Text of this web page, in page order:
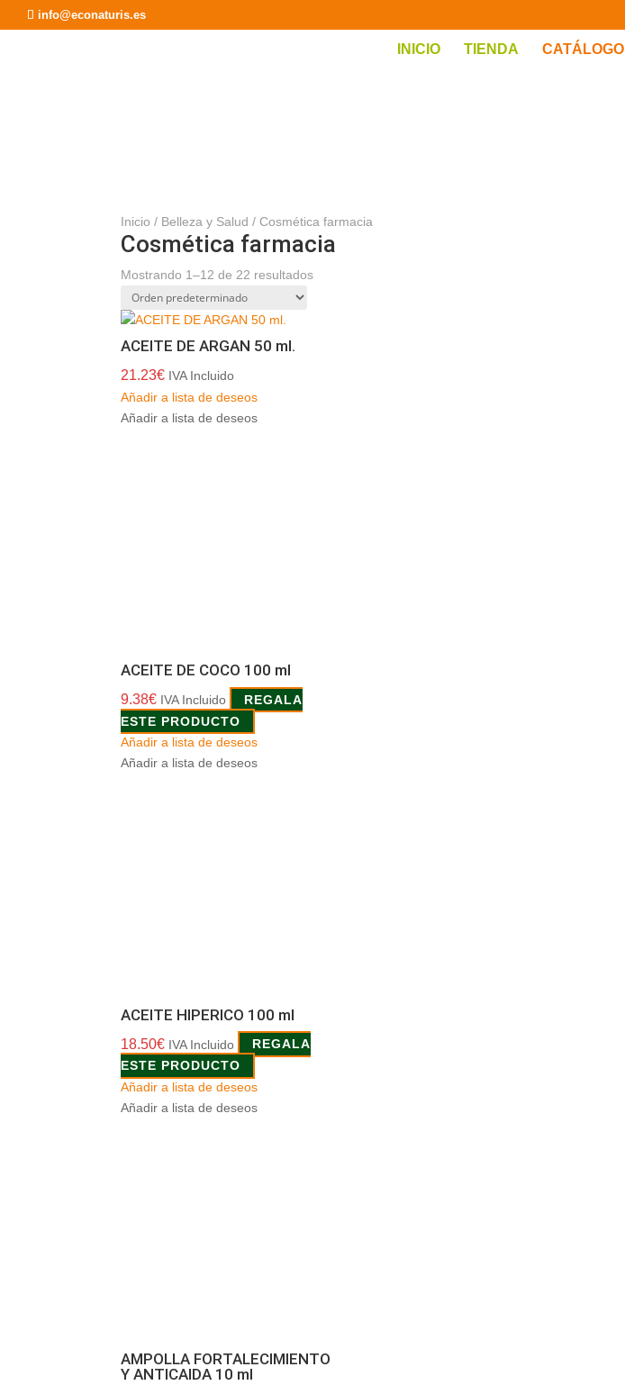
info@econaturis.es
INICIO TIENDA CATÁLOGO
Inicio / Belleza y Salud / Cosmética farmacia
Cosmética farmacia
Mostrando 1–12 de 22 resultados
ACEITE DE ARGAN 50 ml.
21.23€ IVA Incluido
Añadir a lista de deseos
Añadir a lista de deseos
ACEITE DE COCO 100 ml
9.38€ IVA Incluido
REGALA
ESTE PRODUCTO
Añadir a lista de deseos
Añadir a lista de deseos
ACEITE HIPERICO 100 ml
18.50€ IVA Incluido
REGALA
ESTE PRODUCTO
Añadir a lista de deseos
Añadir a lista de deseos
AMPOLLA FORTALECIMIENTO
Y ANTICAIDA 10 ml